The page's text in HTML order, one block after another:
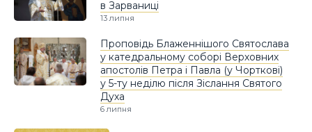
в Зарваниці
13 липня
Проповідь Блаженнішого Святослава
у катедральному соборі Верховних
апостолів Петра і Павла (у Чорткові)
у 5-ту неділю після Зіслання Святого
Духа
6 липня